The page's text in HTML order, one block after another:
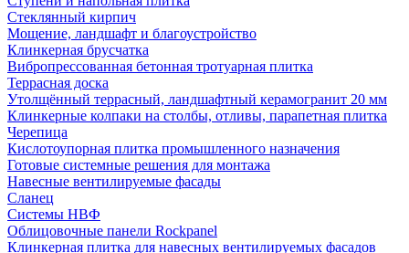
Cтеклянный кирпич
Мощение, ландшафт и благоустройство
Клинкерная брусчатка
Вибропрессованная бетонная тротуарная плитка
Террасная доска
Утолщённый террасный, ландшафтный керамогранит 20 мм
Клинкерные колпаки на столбы, отливы, парапетная плитка
Черепица
Кислотоупорная плитка промышленного назначения
Готовые системные решения для монтажа
Навесные вентилируемые фасады
Сланец
Системы НВФ
Облицовочные панели Rockpanel
Клинкерная плитка для навесных вентилируемых фасадов